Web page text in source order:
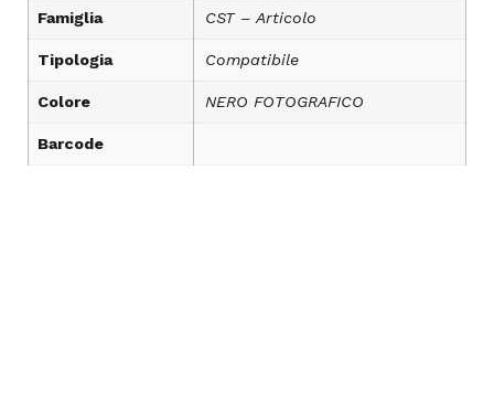
Famiglia CST – Articolo
Tipologia Compatibile
Colore NERO FOTOGRAFICO
Barcode